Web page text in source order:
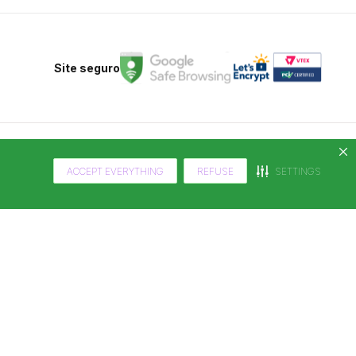
ACCEPT EVERYTHING REFUSE SETTINGS
Site seguro